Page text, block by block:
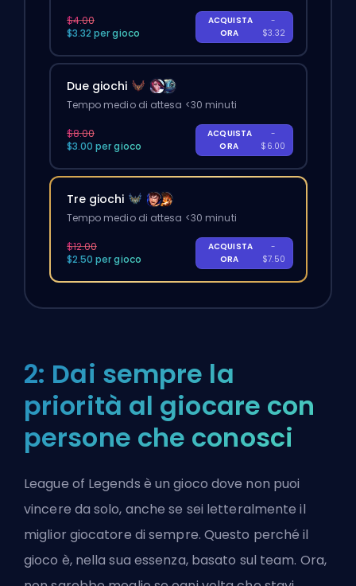
$4.00
$3.32 per gioco
ACQUISTA
ORA
-
$3.32
Due giochi
Tempo medio di attesa <30 minuti
$8.00
$3.00 per gioco
ACQUISTA
ORA
-
$6.00
Tre giochi
Tempo medio di attesa <30 minuti
$12.00
$2.50 per gioco
ACQUISTA
ORA
-
$7.50
2: Dai sempre la
priorità al giocare con
persone che conosci
League of Legends è un gioco dove non puoi
vincere da solo, anche se sei letteralmente il
miglior giocatore di sempre. Questo perché il
gioco è, nella sua essenza, basato sul team. Ora,